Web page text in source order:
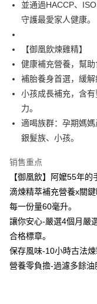
並通過HACCP、
守護最愛家人健康。
【御凰飲煉雞精】
健康補充營養，幫助
補胎養身首選，緩解
小孩成長補充，含
力。
適喝族群：孕期媽媽
銀髮族、小孩。
销售重点
【御凰飲】阿嬤55年
滴煉精萃補充營養x關鍵
每一份量60毫升。
讓你安心-嚴選4個月嚴
合格標章。
保存風味-10小時古法
營養零負擔-過濾多餘油